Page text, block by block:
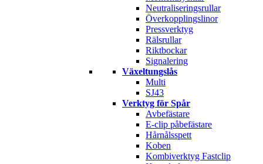
Neutraliseringsrullar
Överkopplingslinor
Pressverktyg
Rälsrullar
Riktbockar
Signalering
Växeltungslås
Multi
SJ43
Verktyg för Spår
Avbefästare
E-clip påbefästare
Hårnålsspett
Koben
Kombiverktyg Fastclip